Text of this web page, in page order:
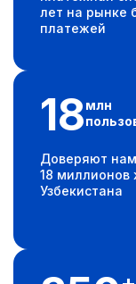
лет на рынке
платежей
18млн
Доверяют
18 миллионов
Узбекистана